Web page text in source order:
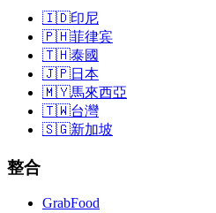
🇮🇩印尼
🇵🇭菲律宾
🇹🇭泰國
🇯🇵日本
🇲🇾馬來西亞
🇹🇼台灣
🇸🇬新加坡
整合
GrabFood